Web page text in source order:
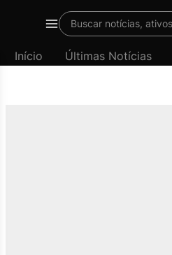
Menu
Buscar notícias,
Início Últimas Notícias